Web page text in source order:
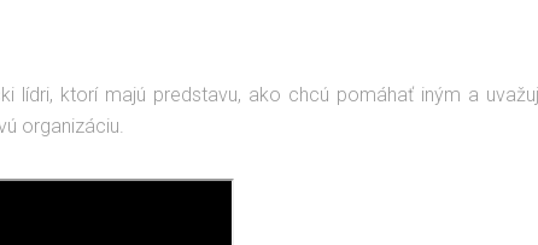
lídri, ktorí majú predstavu, ako chcú pomáhať iným a
organizáciu.